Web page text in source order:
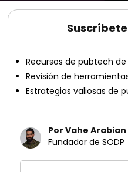
Recursos de pubtech
Revisión de
Estrategias valiosas de
Por Vahe Arabian
Fundador de SODP